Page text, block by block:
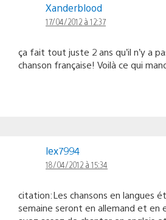
Xanderblood
17/04/2012 à 12:37
ça fait tout juste 2 ans qu’il n’y a
chanson française! Voilà ce qui
lex7994
18/04/2012 à 15:34
citation:Les chansons en langues
semaine seront en allemand et en